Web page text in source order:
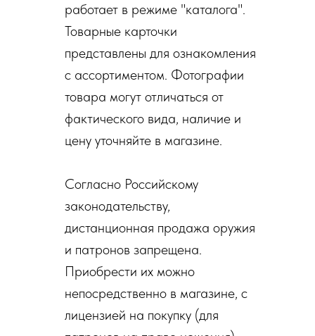
работает в режиме "каталога".
Товарные карточки
представлены для ознакомления
с ассортиментом. Фотографии
товара могут отличаться от
фактического вида, наличие и
цену уточняйте в магазине.
Согласно Российскому
законодательству,
дистанционная продажа оружия
и патронов запрещена.
Приобрести их можно
непосредственно в магазине, с
лицензией на покупку (для